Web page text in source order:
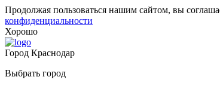
Продолжая пользоваться нашим сайтом, вы
конфиденциальности
Хорошо
Город Краснодар
Выбрать город